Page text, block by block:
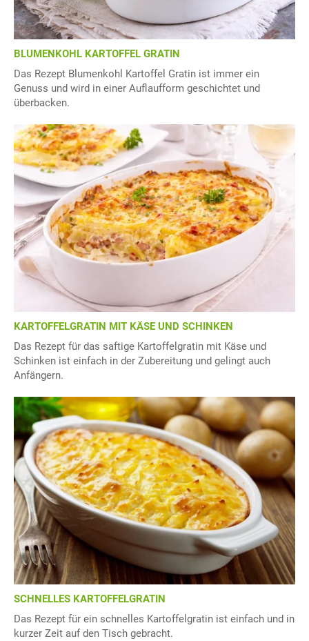
BLUMENKOHL KARTOFFEL GRATIN
Das Rezept Blumenkohl Kartoffel Gratin ist immer ein
Genuss und wird in einer Auflaufform geschichtet und
überbacken.
KARTOFFELGRATIN MIT KÄSE UND SCHINKEN
Das Rezept für das saftige Kartoffelgratin mit Käse und
Schinken ist einfach in der Zubereitung und gelingt auch
Anfängern.
SCHNELLES KARTOFFELGRATIN
Das Rezept für ein schnelles Kartoffelgratin ist einfach und in
kurzer Zeit auf den Tisch gebracht.